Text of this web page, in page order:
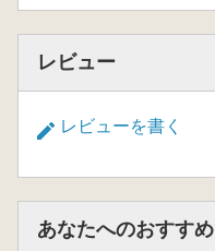
レビュー
レビューを書く
あなたへのおすすめ